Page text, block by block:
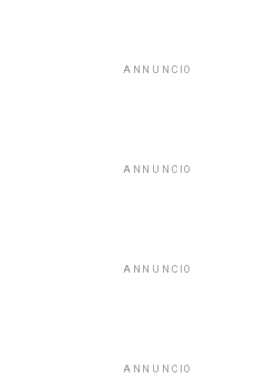
ANNUNCIO
ANNUNCIO
ANNUNCIO
ANNUNCIO